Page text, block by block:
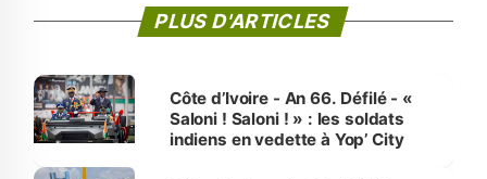
PLUS D'ARTICLES
Côte d’Ivoire - An 66. Défilé - «
Saloni ! Saloni ! » : les soldats
indiens en vedette à Yop’ City